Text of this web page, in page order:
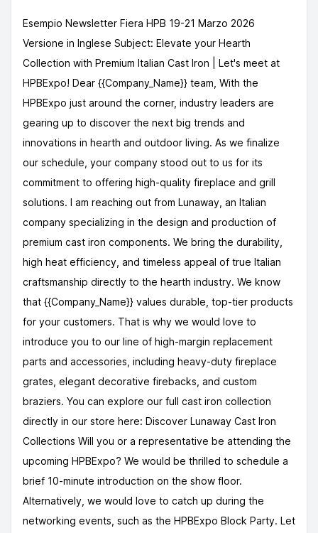
Esempio Newsletter Fiera HPB 19-21 Marzo 2026
Versione in Inglese Subject: Elevate your Hearth
Collection with Premium Italian Cast Iron | Let's meet at
HPBExpo! Dear {{Company_Name}} team, With the
HPBExpo just around the corner, industry leaders are
gearing up to discover the next big trends and
innovations in hearth and outdoor living. As we finalize
our schedule, your company stood out to us for its
commitment to offering high-quality fireplace and grill
solutions. I am reaching out from Lunaway, an Italian
company specializing in the design and production of
premium cast iron components. We bring the durability,
high heat efficiency, and timeless appeal of true Italian
craftsmanship directly to the hearth industry. We know
that {{Company_Name}} values durable, top-tier products
for your customers. That is why we would love to
introduce you to our line of high-margin replacement
parts and accessories, including heavy-duty fireplace
grates, elegant decorative firebacks, and custom
braziers. You can explore our full cast iron collection
directly in our store here: Discover Lunaway Cast Iron
Collections Will you or a representative be attending the
upcoming HPBExpo? We would be thrilled to schedule a
brief 10-minute introduction on the show floor.
Alternatively, we would love to catch up during the
networking events, such as the HPBExpo Block Party. Let